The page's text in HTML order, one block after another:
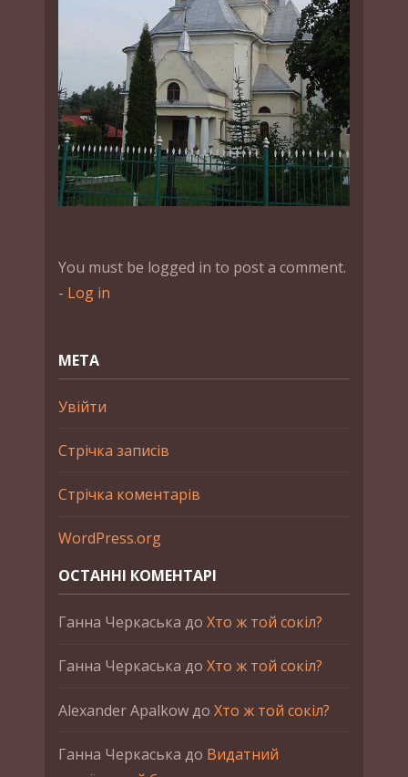
You must be logged in to post a comment.
- Log in
МЕТА
Увійти
Стрічка записів
Стрічка коментарів
WordPress.org
ОСТАННІ КОМЕНТАРІ
Ганна Черкаська до Хто ж той сокіл?
Ганна Черкаська до Хто ж той сокіл?
Alexander Apalkowдо Хто ж той сокіл?
Ганна Черкаська до Видатний